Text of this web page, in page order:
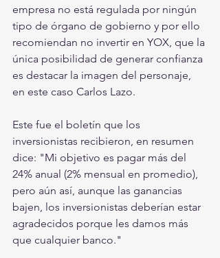
empresa no está regulada por ningún
tipo de órgano de gobierno y por ello
recomiendan no invertir en YOX, que la
única posibilidad de generar confianza
es destacar la imagen del personaje,
en este caso Carlos Lazo.
Este fue el boletín que los
inversionistas recibieron, en resumen
dice: "Mi objetivo es pagar más del
24% anual (2% mensual en promedio),
pero aún así, aunque las ganancias
bajen, los inversionistas deberían estar
agradecidos porque les damos más
que cualquier banco."